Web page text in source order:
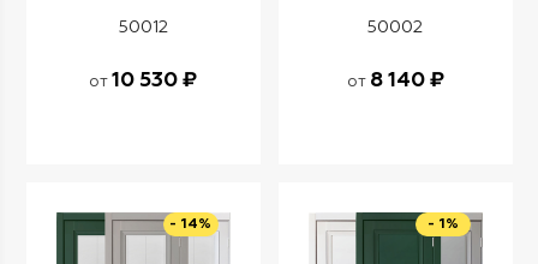
50012
от 10 530 ₽
50002
от 8 140 ₽
- 14% - 1%